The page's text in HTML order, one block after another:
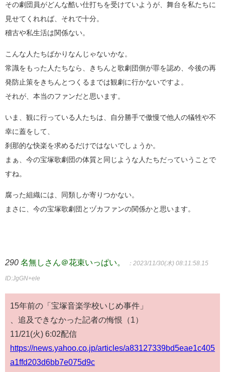
その劇団員がどんな酷い仕打ちを受けていようが、舞台を私たちに
見せてくれれば、それで十分。
稽古や私生活は関係ない。
こんな人たちばかりなんじゃないかな。
常識をもった人たちなら、きちんと歌劇団側が罪を認め、今後の再
発防止策をきちんとつくるまでは観劇に行かないですよ。
それが、本当のファンだと思います。
いま、観に行っている人たちは、自分勝手で傲慢で他人の犠牲や不
幸に蓋をして、
刹那的な快楽を求めるだけではないでしょうか。
まぁ、今の宝塚歌劇団の体質と同じような人たちだっていうことで
すね。
腐った組織には、同類しか寄りつかない。
まさに、今の宝塚歌劇団とヅカファンの関係かと思います。
290 名無しさん＠花束いっぱい。 ：2023/11/30(木) 08:11:58.15
ID:JgGN+ele
15年前の「宝塚音楽学校いじめ事件」
、追及できなかった記者の悔恨（1）
11/21(火) 6:02配信
https://news.yahoo.co.jp/articles/a83127339bd5eae1c405
a1ffd203d6bb7e075d9c